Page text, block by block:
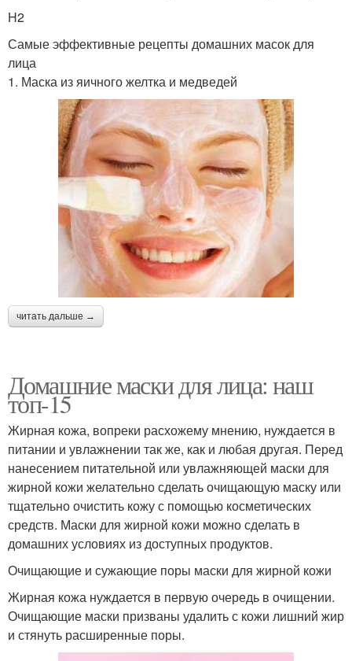
H2
Самые эффективные рецепты домашних масок для
лица
1. Маска из яичного желтка и медведей
читать дальше →
Домашние маски для лица: наш
топ-15
Жирная кожа, вопреки расхожему мнению, нуждается в
питании и увлажнении так же, как и любая другая. Перед
нанесением питательной или увлажняющей маски для
жирной кожи желательно сделать очищающую маску или
тщательно очистить кожу с помощью косметических
средств. Маски для жирной кожи можно сделать в
домашних условиях из доступных продуктов.
Очищающие и сужающие поры маски для жирной кожи
Жирная кожа нуждается в первую очередь в очищении.
Очищающие маски призваны удалить с кожи лишний жир
и стянуть расширенные поры.